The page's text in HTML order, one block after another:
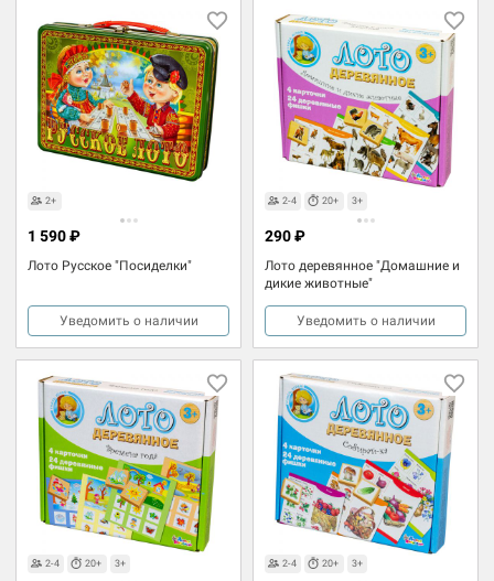
2+
Лото Русское "Посиделки"
1 590 ₽
Уведомить о наличии
2-4 20+ 3+
Лото деревянное "Домашние и
дикие животные"
290 ₽
Уведомить о наличии
2-4 20+ 3+ 2-4 20+ 3+